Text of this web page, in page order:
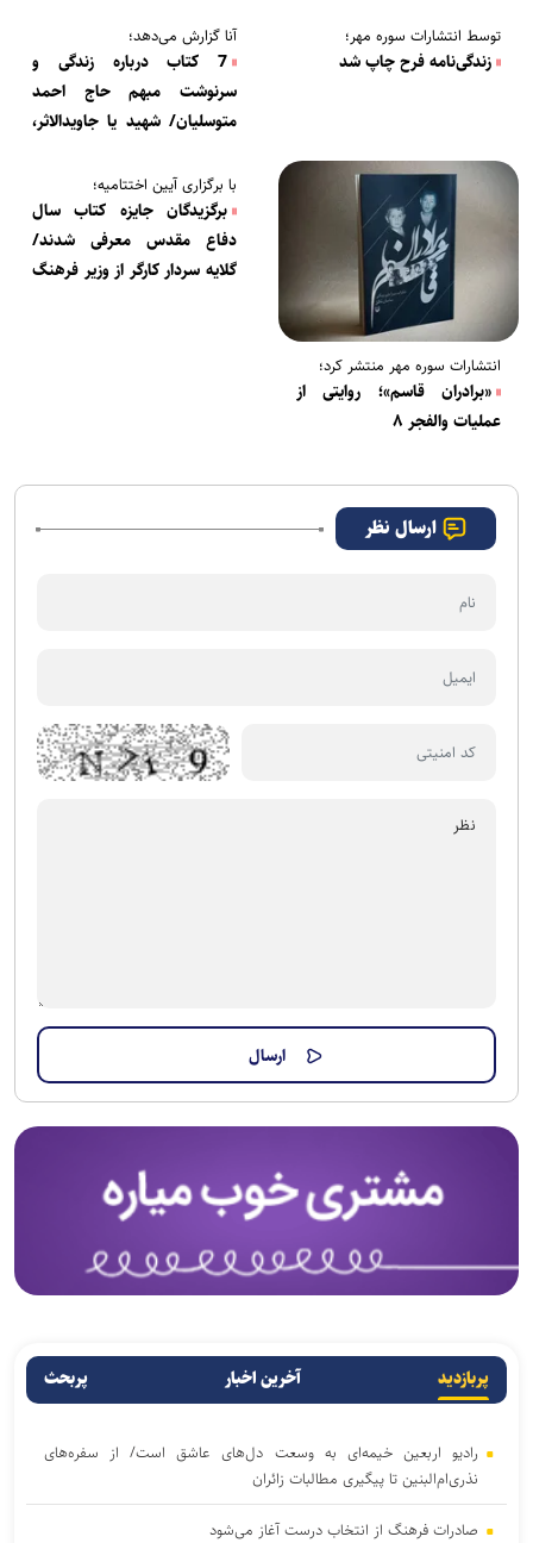
توسط انتشارات سوره مهر؛
زندگی‌نامه فرح چاپ شد
آنا گزارش می‌دهد؛
7 کتاب درباره زندگی و
سرنوشت مبهم حاج احمد
متوسلیان/ شهید یا جاویدالاثر،
چیست؟
انتشارات سوره مهر منتشر کرد؛
«برادران قاسم»؛ روایتی از
عملیات والفجر ۸
با برگزاری آیین اختتامیه؛
برگزیدگان جایزه کتاب سال
دفاع مقدس معرفی شدند/
گلایه سردار کارگر از وزیر فرهنگ
ارسال نظر
پربازدید آخرین اخبار پربحث
رادیو اربعین خیمه‌ای به وسعت دل‌های عاشق است/ از سفره‌های
نذری‌ام‌البنین تا پیگیری مطالبات زائران
صادرات فرهنگ از انتخاب درست آغاز می‌شود